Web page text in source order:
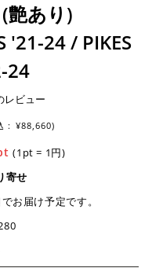
艶あり)
'21-24 / PIKES
24
レビュー
: ¥88,660)
(1pt = 1円)
寄せ
お届け予定です。